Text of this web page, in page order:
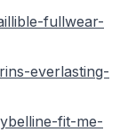
fullwear-
everlasting-
fit-me-